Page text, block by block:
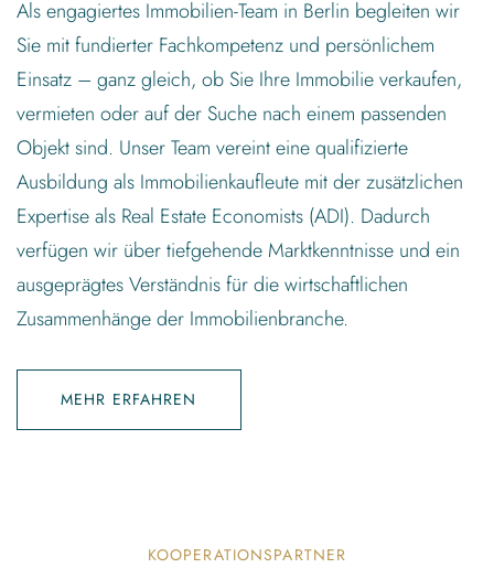
Als engagiertes Immobilien-Team in Berlin begleiten wir
Sie mit fundierter Fachkompetenz und persönlichem
Einsatz – ganz gleich, ob Sie Ihre Immobilie verkaufen,
vermieten oder auf der Suche nach einem passenden
Objekt sind. Unser Team vereint eine qualifizierte
Ausbildung als Immobilienkaufleute mit der zusätzlichen
Expertise als Real Estate Economists (ADI). Dadurch
verfügen wir über tiefgehende Marktkenntnisse und ein
ausgeprägtes Verständnis für die wirtschaftlichen
Zusammenhänge der Immobilienbranche.
MEHR ERFAHREN
KOOPERATIONSPARTNER